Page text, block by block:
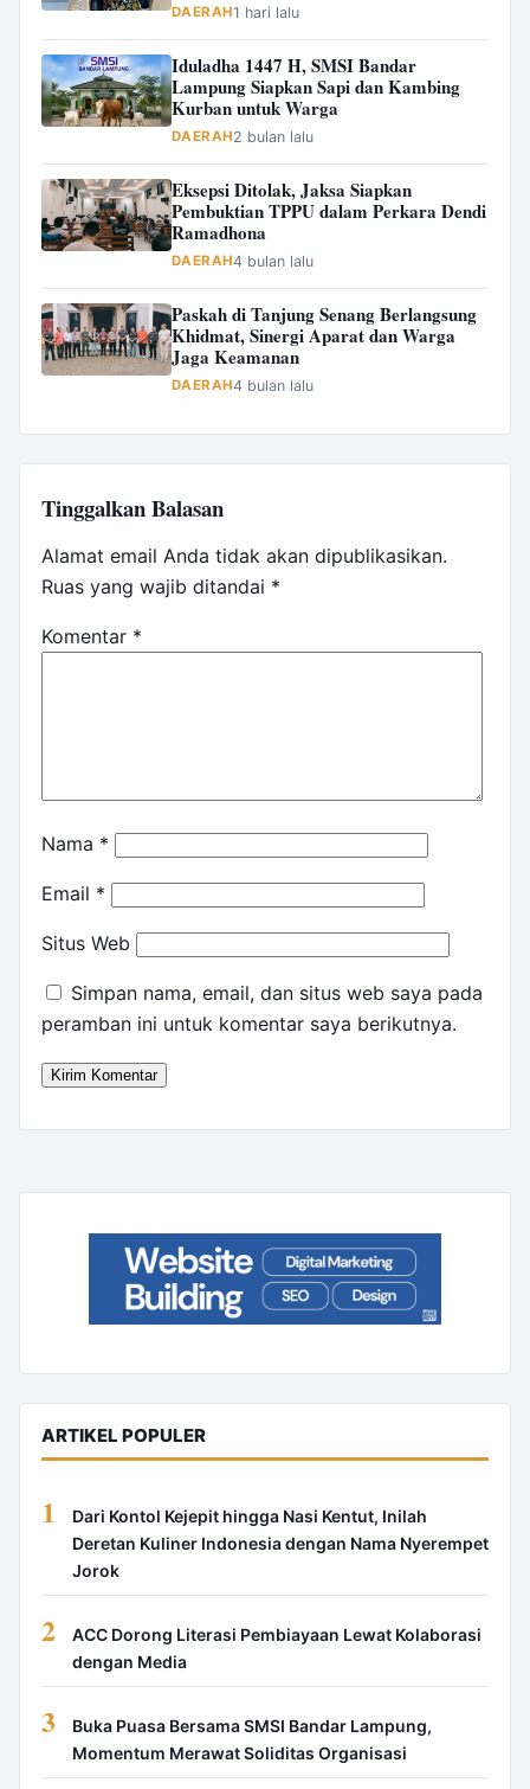
DAERAH1 hari lalu
Iduladha 1447 H, SMSI Bandar
Lampung Siapkan Sapi dan Kambing
Kurban untuk Warga
DAERAH2 bulan lalu
Eksepsi Ditolak, Jaksa Siapkan
Pembuktian TPPU dalam Perkara Dendi
Ramadhona
DAERAH4 bulan lalu
Paskah di Tanjung Senang Berlangsung
Khidmat, Sinergi Aparat dan Warga
Jaga Keamanan
DAERAH4 bulan lalu
Tinggalkan Balasan
Alamat email Anda tidak akan dipublikasikan.
Ruas yang wajib ditandai *
Komentar *
Nama *
Email *
Situs Web
Simpan nama, email, dan situs web saya pada
peramban ini untuk komentar saya berikutnya.
ARTIKEL POPULER
1
Dari Kontol Kejepit hingga Nasi Kentut, Inilah
Deretan Kuliner Indonesia dengan Nama Nyerempet
Jorok
2
ACC Dorong Literasi Pembiayaan Lewat Kolaborasi
dengan Media
3
Buka Puasa Bersama SMSI Bandar Lampung,
Momentum Merawat Soliditas Organisasi